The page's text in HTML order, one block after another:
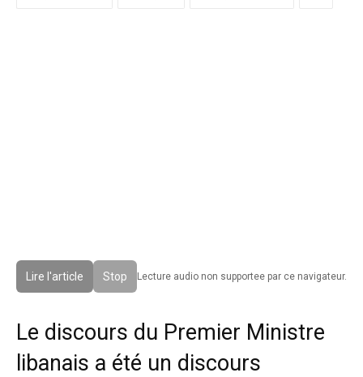
Lire l'article Stop Lecture audio non supportee par ce navigateur.
Le discours du Premier Ministre
libanais a été un discours